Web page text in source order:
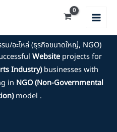
/อะไหล่ (ธุรกิจขนาดใหญ่, NGO)
Websiteprojects for
Industry)businesses with
in NGO (Non-Governmental
model .